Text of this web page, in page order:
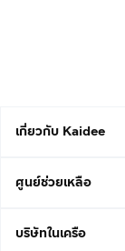
เกี่ยวกับ Kaidee
ศูนย์ช่วยเหลือ
บริษัทในเครือ